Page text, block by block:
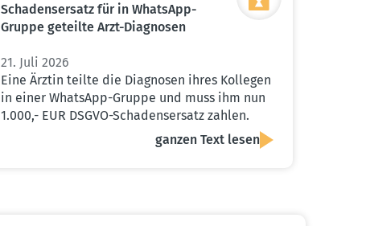
Schadens­ersatz für in WhatsApp-
Gruppe geteilte Arzt-Diagnosen
21. Juli 2026
Eine Ärztin teilte die Diagnosen ihres Kollegen
in einer WhatsApp-Gruppe und muss ihm nun
1.000,- EUR DSGVO-Schadensersatz zahlen.
ganzen Text lesen